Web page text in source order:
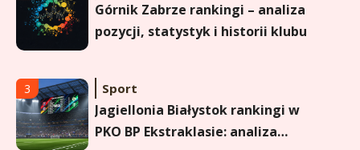
Górnik Zabrze rankingi – analiza
pozycji, statystyk i historii klubu
3 Sport
Jagiellonia Białystok rankingi w
PKO BP Ekstraklasie: analiza